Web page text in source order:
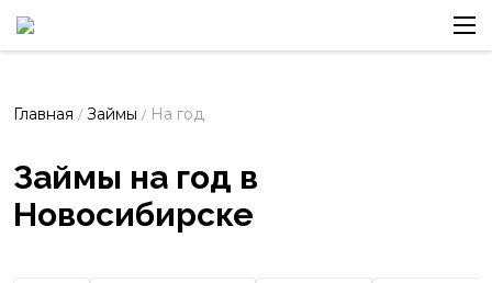
Главная / Займы / На год
Займы на год в
Новосибирске